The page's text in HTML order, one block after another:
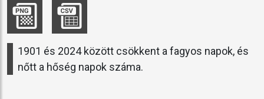
1901 és 2024 között csökkent a fagyos napok, és
nőtt a hőség napok száma.